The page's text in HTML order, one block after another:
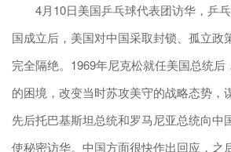
4月10日美国乒乓球代表团访华，乒乓
国成立后，美国对中国采取封锁、孤立政
完全隔绝。1969年尼克松就任美国总统
的困境，改变当时苏攻美守的战略态势，
先后托巴基斯坦总统和罗马尼亚总统向中
使秘密访华。中国方面很快作出回应，之